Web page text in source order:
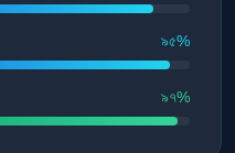
৯৫%
৯৭%